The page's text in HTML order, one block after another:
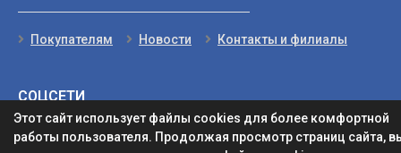
Этот сайт использует файлы cookies для более комфортной
работы пользователя. Продолжая просмотр страниц сайта,
Покупателям Новости Контакты и филиалы
СОЦСЕТИ